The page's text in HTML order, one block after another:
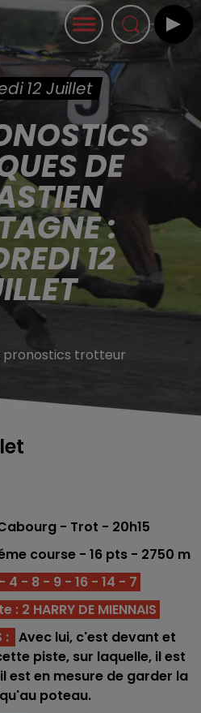
12 Juillet
DE
:
12
pronostics trotteur
- Trot - 20h15
course - 16 pts - 2750 m
4 - 8 - 9 - 16 - 14 - 7
2 HARRY DE MIENNAIS
: Avec lui, c'est devant et
piste, sur laquelle, il est
est en mesure de garder la
poteau.